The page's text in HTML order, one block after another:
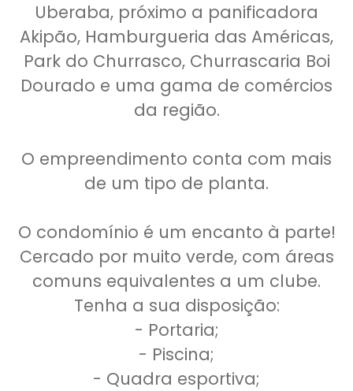
Uberaba, próximo a panificadora
Akipão, Hamburgueria das Américas,
Park do Churrasco, Churrascaria Boi
Dourado e uma gama de comércios
da região.
O empreendimento conta com mais
de um tipo de planta.
O condomínio é um encanto à parte!
Cercado por muito verde, com áreas
comuns equivalentes a um clube.
Tenha a sua disposição:
- Portaria;
- Piscina;
- Quadra esportiva;